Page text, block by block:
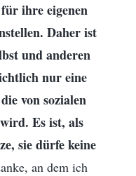
ihre eigenen
Daher ist
und anderen
nur eine
von sozialen
Es ist, als
sie dürfe keine
an dem ich